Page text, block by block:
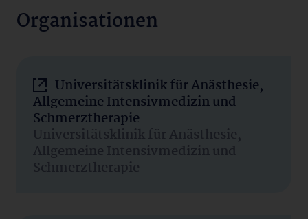
Organisationen
Universitätsklinik für Anästhesie,
Allgemeine Intensivmedizin und
Schmerztherapie
Universitätsklinik für Anästhesie,
Allgemeine Intensivmedizin und
Schmerztherapie